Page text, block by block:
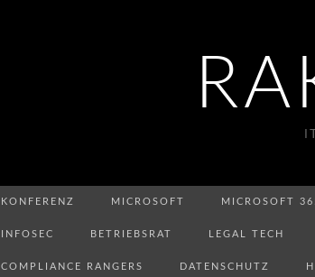
KONFERENZ MICROSOFT MICROSOFT
INFOSEC BETRIEBSRAT LEGAL TECH
COMPLIANCE RANGERS DATENSCHUTZ